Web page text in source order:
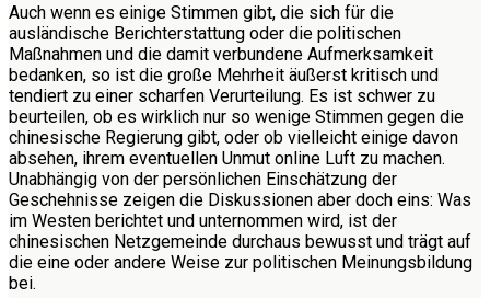
Auch wenn es einige Stimmen gibt, die sich für die
ausländische Berichterstattung oder die politischen
Maßnahmen und die damit verbundene Aufmerksamkeit
bedanken, so ist die große Mehrheit äußerst kritisch und
tendiert zu einer scharfen Verurteilung. Es ist schwer zu
beurteilen, ob es wirklich nur so wenige Stimmen gegen die
chinesische Regierung gibt, oder ob vielleicht einige davon
absehen, ihrem eventuellen Unmut online Luft zu machen.
Unabhängig von der persönlichen Einschätzung der
Geschehnisse zeigen die Diskussionen aber doch eins: Was
im Westen berichtet und unternommen wird, ist der
chinesischen Netzgemeinde durchaus bewusst und trägt auf
die eine oder andere Weise zur politischen Meinungsbildung
bei.